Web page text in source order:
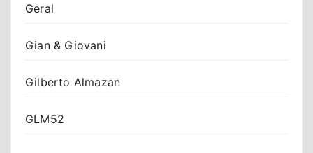
Geral
Gian & Giovani
Gilberto Almazan
GLM52